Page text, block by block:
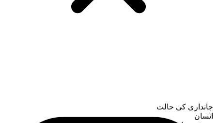
جانداری کی حالت
انسان